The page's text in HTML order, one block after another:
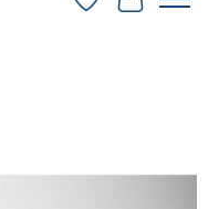
Verlanglijst
Items